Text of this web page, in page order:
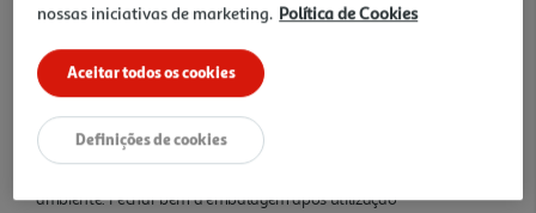
Ingredientes/Composição
Gelatina de origem suína destinada ao consumo humano
Conservação
ambiente. Fechar bem a embalagem após utilização
nossas iniciativas de marketing. Política de Cookies
Aceitar todos os cookies
Definições de cookies